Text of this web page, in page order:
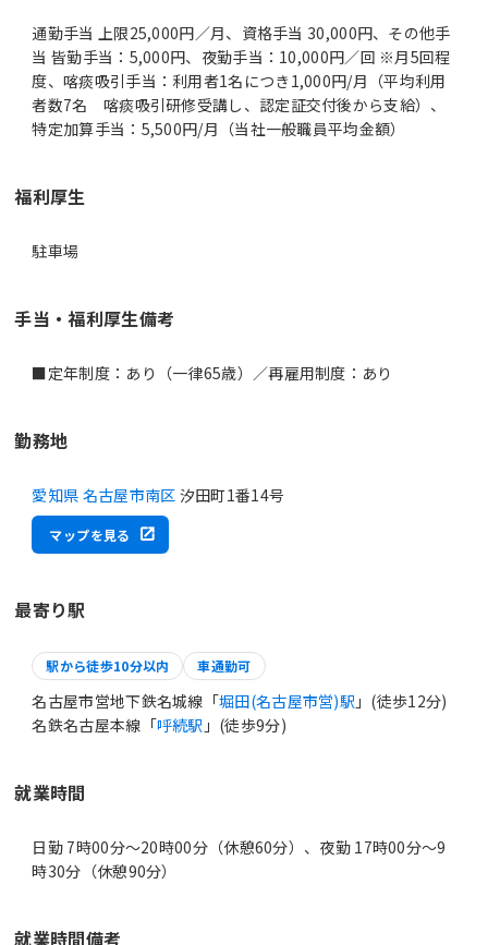
通勤手当 上限25,000円／月、資格手当 30,000円、その他手
当 皆勤手当：5,000円、夜勤手当：10,000円／回 ※月5回程
度、喀痰吸引手当：利用者1名につき1,000円/月（平均利用
者数7名 喀痰吸引研修受講し、認定証交付後から支給）、
特定加算手当：5,500円/月（当社一般職員平均金額）
福利厚生
駐車場
手当・福利厚生備考
■定年制度：あり（一律65歳）／再雇用制度：あり
勤務地
愛知県 名古屋市南区 汐田町1番14号
マップを見る
最寄り駅
駅から徒歩10分以内 車通勤可
名古屋市営地下鉄名城線「堀田(名古屋市営)駅 」(徒歩12分)
名鉄名古屋本線「呼続駅 」(徒歩9分)
就業時間
日勤 7時00分〜20時00分（休憩60分）、夜勤 17時00分〜9
時30分（休憩90分）
就業時間備考